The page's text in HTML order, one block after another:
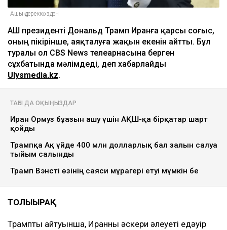
Ашық дереккөзден
АҚШ президенті Дональд Трамп Иранға қарсы соғыс,
оның пікірінше, аяқталуға жақын екенін айтты. Бұл
туралы ол CBS News телеарнасына берген
сұхбатында мәлімдеді, деп хабарлайды
Ulysmedia.kz.
ТАҒЫ ДА ОҚЫҢЫЗДАР
Иран Ормуз бұғазын ашу үшін АҚШ-қа бірқатар шарт
қойды
Трампқа Ақ үйде 400 млн долларлық бал залын салуға
тыйым салынды
Трамп Вэнсті өзінің саяси мұрагері етуі мүмкін бе
ТОЛЫҒЫРАҚ
Трамптың айтуынша, Иранның әскери әлеуеті едәуір